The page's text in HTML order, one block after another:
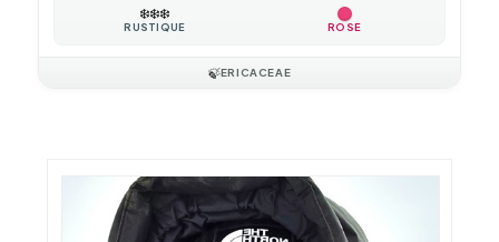
❄️❄️❄️
RUSTIQUE ROSE
🍃ERICACEAE